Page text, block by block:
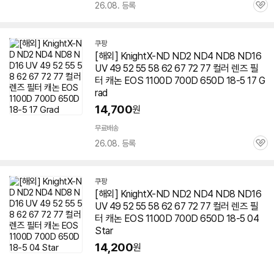
26.08. 등록
관
쿠팡
[해외] KnightX-ND ND2 ND4 ND8 ND16
UV 49 52 55 58 62 67 72 77 컬러 렌즈 필
터 캐논 EOS 1100D 700D 650D 18-5 17 G
rad
14,700원
무료배송
26.08. 등록
관
쿠팡
[해외] KnightX-ND ND2 ND4 ND8 ND16
UV 49 52 55 58 62 67 72 77 컬러 렌즈 필
터 캐논 EOS 1100D 700D 650D 18-5 04
Star
14,200원